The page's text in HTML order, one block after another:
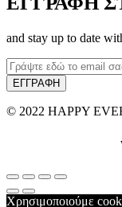
and stay up to date
© 2022 HAPPY
Χρησιμοποιούμε